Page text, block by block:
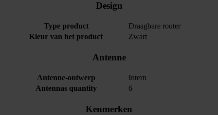
Design
Type product
Draagbare router
Kleur van het product
Zwart
Antenne
Antenne-ontwerp
Intern
Antennas quantity
6
Kenmerken